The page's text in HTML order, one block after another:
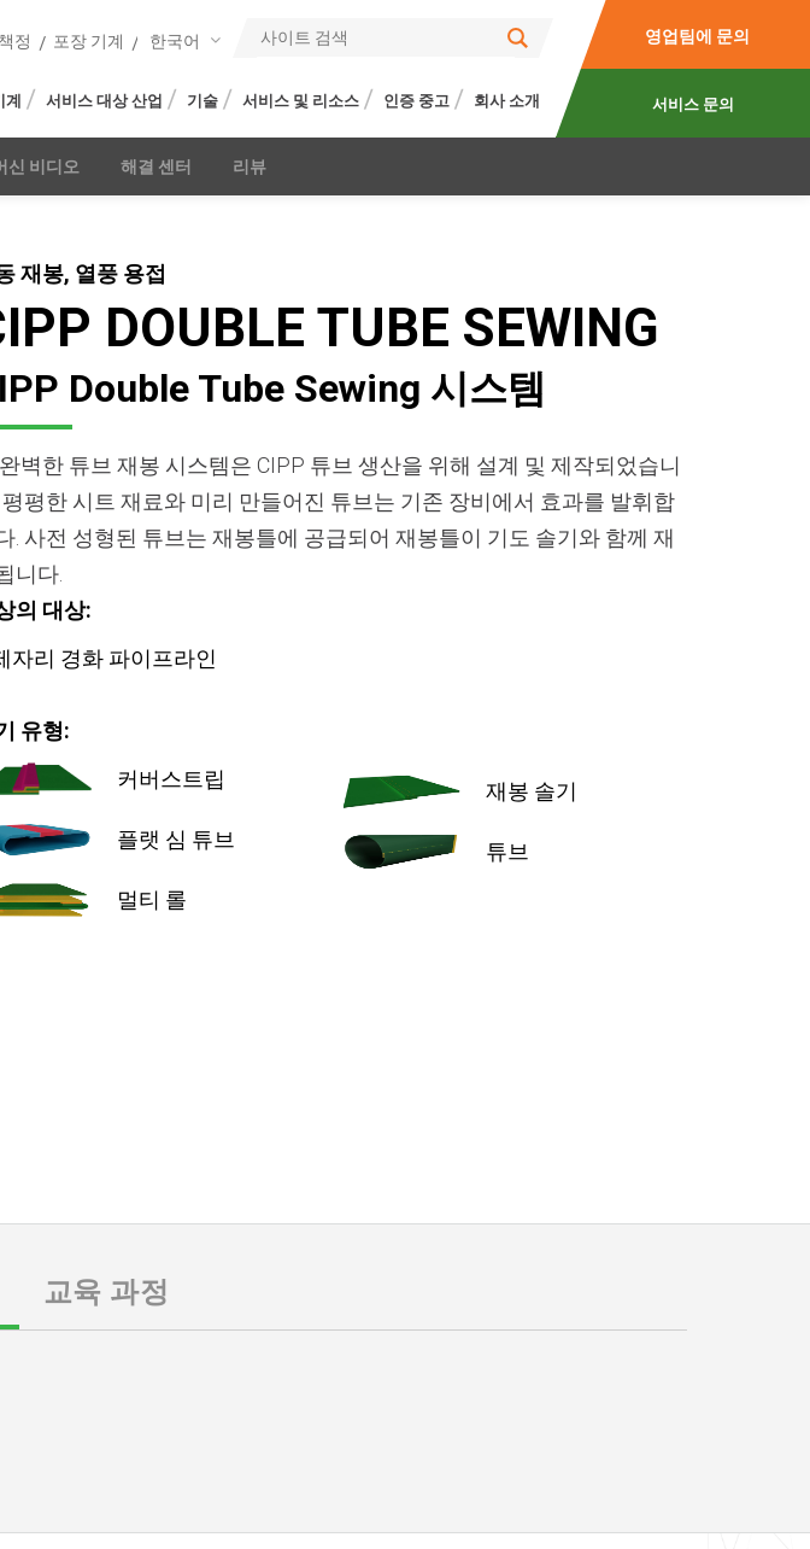
정 포장 기계 한국어
서비스 대상 산업 기술 서비스 및 리소스 인증 중고 회사 소개
영업팀에 문의
서비스 문의
신 비디오 해결 센터 리뷰
재봉, 열풍 용접
DOUBLE TUBE SEWING
Double Tube Sewing 시스템
벽한 튜브 재봉 시스템은 CIPP 튜브 생산을 위해 설계 및 제작되었습니
평평한 시트 재료와 미리 만들어진 튜브는 기존 장비에서 효과를 발휘합
. 사전 성형된 튜브는 재봉틀에 공급되어 재봉틀이 기도 솔기와 함께 재
니다.
의 대상:
자리 경화 파이프라인
유형:
커버스트립
플랫 심 튜브
멀티 롤
재봉 솔기
튜브
교육 과정